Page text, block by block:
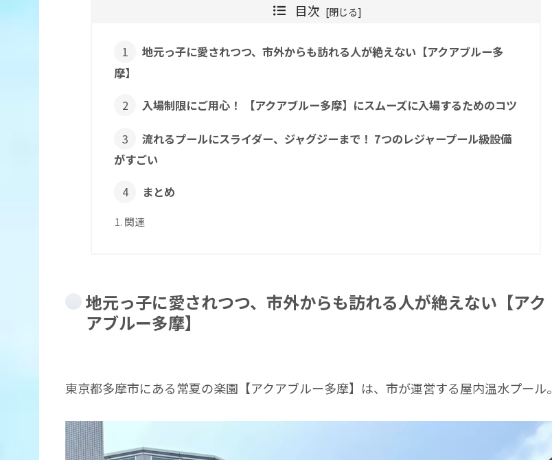
目次
地元っ子に愛されつつ、市外からも訪れる人が絶えない【アクアブルー多
摩】
入場制限にご用心！ 【アクアブルー多摩】にスムーズに入場するためのコツ
流れるプールにスライダー、ジャグジーまで！ 7つのレジャープール級設備
がすごい
まとめ
関連
地元っ子に愛されつつ、市外からも訪れる人が絶えない【アク
アブルー多摩】
東京都多摩市にある常夏の楽園【アクアブルー多摩】は、市が運営する屋内温水プール。